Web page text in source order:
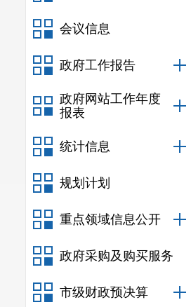
会议信息
政府工作报告
政府网站工作年度
报表
统计信息
规划计划
重点领域信息公开
政府采购及购买服务
市级财政预决算